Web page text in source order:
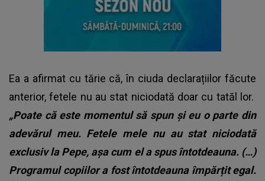
Ea a afirmat cu tărie că, în ciuda declarațiilor făcute
anterior, fetele nu au stat niciodată doar cu tatăl lor.
„Poate că este momentul să spun și eu o parte din
adevărul meu. Fetele mele nu au stat niciodată
exclusiv la Pepe, așa cum el a spus întotdeauna. (…)
Programul copiilor a fost întotdeauna împărțit egal.